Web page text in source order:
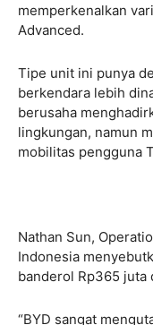
memperkenalkan
Advanced.
Tipe unit ini punya
berkendara lebih
berusaha
lingkungan, namun
mobilitas pengguna
Nathan Sun,
Indonesia
banderol Rp365 juta
“BYD sangat